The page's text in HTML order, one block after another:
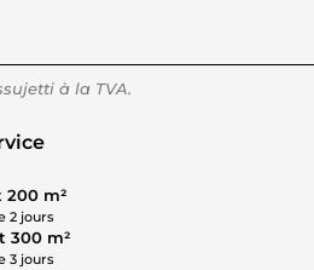
17,34 $US
à la TVA.
200 m²
2 jours
300 m²
3 jours